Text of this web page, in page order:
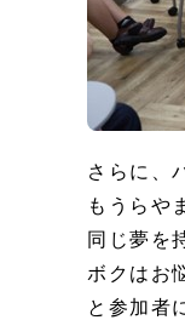
さらに、
もうらや
同じ夢を
ボクはお
と参加者